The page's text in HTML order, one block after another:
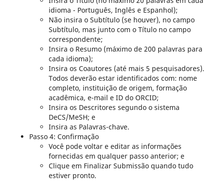
idioma - Português, Inglês e Espanhol);
Não insira o Subtítulo (se houver), no campo
Subtítulo, mas junto com o Título no campo
correspondente;
Insira o Resumo (máximo de 200 palavras para
cada idioma);
Insira os Coautores (até mais 5 pesquisadores).
Todos deverão estar identificados com: nome
completo, instituição de origem, formação
acadêmica, e-mail e ID do ORCID;
Insira os Descritores segundo o sistema
DeCS/MeSH; e
Insira as Palavras-chave.
Passo 4: Confirmação
Você pode voltar e editar as informações
fornecidas em qualquer passo anterior; e
Clique em Finalizar Submissão quando tudo
estiver pronto.